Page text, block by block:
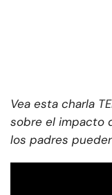
Vea esta charla
sobre el impacto
los padres